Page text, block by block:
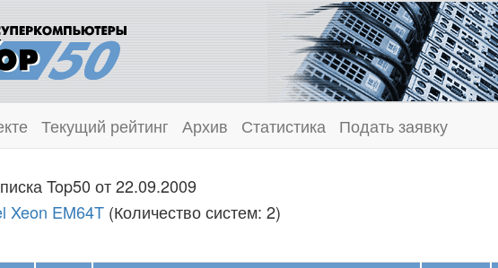
Текущий рейтинг Архив Статистика Подать заявку
Top50 от 22.09.2009
Xeon EM64T (Количество систем: 2)